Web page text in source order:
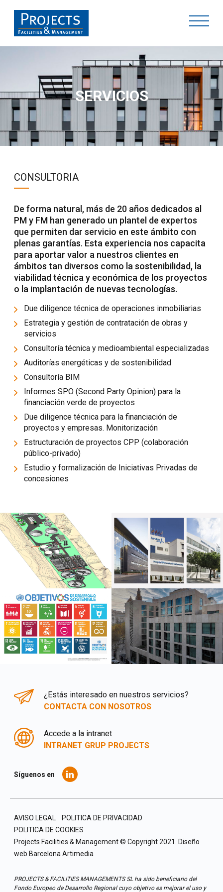
SERVICIOS
CONSULTORIA
De forma natural, más de 20 años dedicados al
PM y FM han generado un plantel de expertos
que permiten dar servicio en este ámbito con
plenas garantías. Esta experiencia nos capacita
para aportar valor a nuestros clientes en
ámbitos tan diversos como la sostenibilidad, la
viabilidad técnica y económica de los proyectos
o la implantación de nuevas tecnologías.
Due diligence técnica de operaciones inmobiliarias
Estrategia y gestión de contratación de obras y
servicios
Consultoría técnica y medioambiental especializadas
Auditorías energéticas y de sostenibilidad
Consultoría BIM
Informes SPO (Second Party Opinion) para la
financiación verde de proyectos
Due diligence técnica para la financiación de
proyectos y empresas. Monitorización
Estructuración de proyectos CPP (colaboración
público-privado)
Estudio y formalización de Iniciativas Privadas de
concesiones
¿Estás interesado en nuestros servicios?
CONTACTA CON NOSOTROS
Accede a la intranet
INTRANET GRUP PROJECTS
Síguenos en
AVISO LEGAL
POLITICA DE PRIVACIDAD
POLITICA DE COOKIES
Projects Facilities & Management © Copyright 2021.
Diseño
web Barcelona Artimedia
PROJECTS & FACILITIES MANAGEMENTS SL ha sido beneficiario del
Fondo Europeo de Desarrollo Regional cuyo objetivo es mejorar el uso y